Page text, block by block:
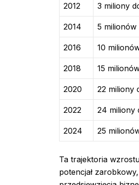
2012 3 miliony
2014 5
2016 10
2018 15
2020 22 miliony
2022 24 miliony
2024 25
Ta trajektoria
potencjał